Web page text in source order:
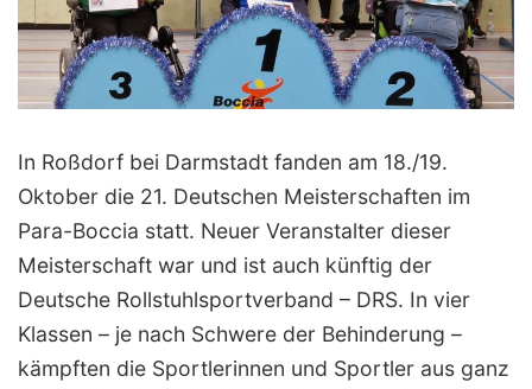
In Roßdorf bei Darmstadt fanden am 18./19.
Oktober die 21. Deutschen Meisterschaften im
Para-Boccia statt. Neuer Veranstalter dieser
Meisterschaft war und ist auch künftig der
Deutsche Rollstuhlsportverband – DRS. In vier
Klassen – je nach Schwere der Behinderung –
kämpften die Sportlerinnen und Sportler aus ganz